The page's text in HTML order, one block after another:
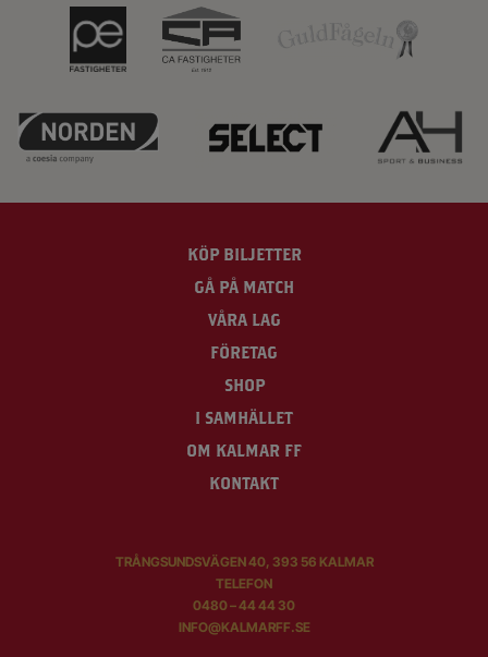
KÖP BILJETTER
GÅ PÅ MATCH
VÅRA LAG
FÖRETAG
SHOP
I SAMHÄLLET
OM KALMAR FF
KONTAKT
TRÅNGSUNDSVÄGEN 40, 393 56 KALMAR
TELEFON
0480 – 44 44 30
INFO@KALMARFF.SE